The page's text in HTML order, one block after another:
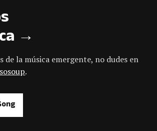
→
de la música emergente, no dudes en
.